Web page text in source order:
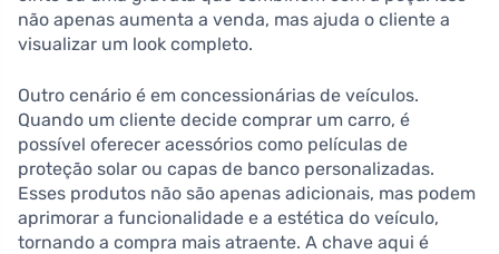
não apenas aumenta a venda, mas ajuda o cliente a
visualizar um look completo.
Outro cenário é em concessionárias de veículos.
Quando um cliente decide comprar um carro, é
possível oferecer acessórios como películas de
proteção solar ou capas de banco personalizadas.
Esses produtos não são apenas adicionais, mas podem
aprimorar a funcionalidade e a estética do veículo,
tornando a compra mais atraente. A chave aqui é